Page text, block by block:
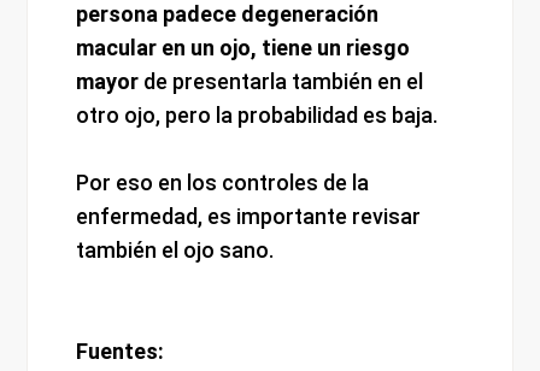
persona padece degeneración
macular en un ojo, tiene un riesgo
mayor de presentarla también en el
otro ojo, pero la probabilidad es baja.
Por eso en los controles de la
enfermedad, es importante revisar
también el ojo sano.
Fuentes: